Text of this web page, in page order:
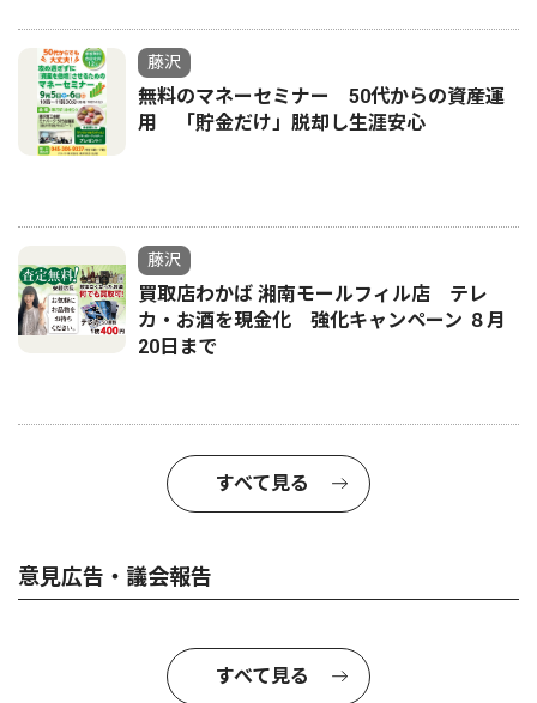
藤沢
無料のマネーセミナー 50代からの資産運
用 「貯金だけ」脱却し生涯安心
藤沢
買取店わかば 湘南モールフィル店 テレ
カ・お酒を現金化 強化キャンペーン ８月
20日まで
すべて見る
意見広告・議会報告
すべて見る